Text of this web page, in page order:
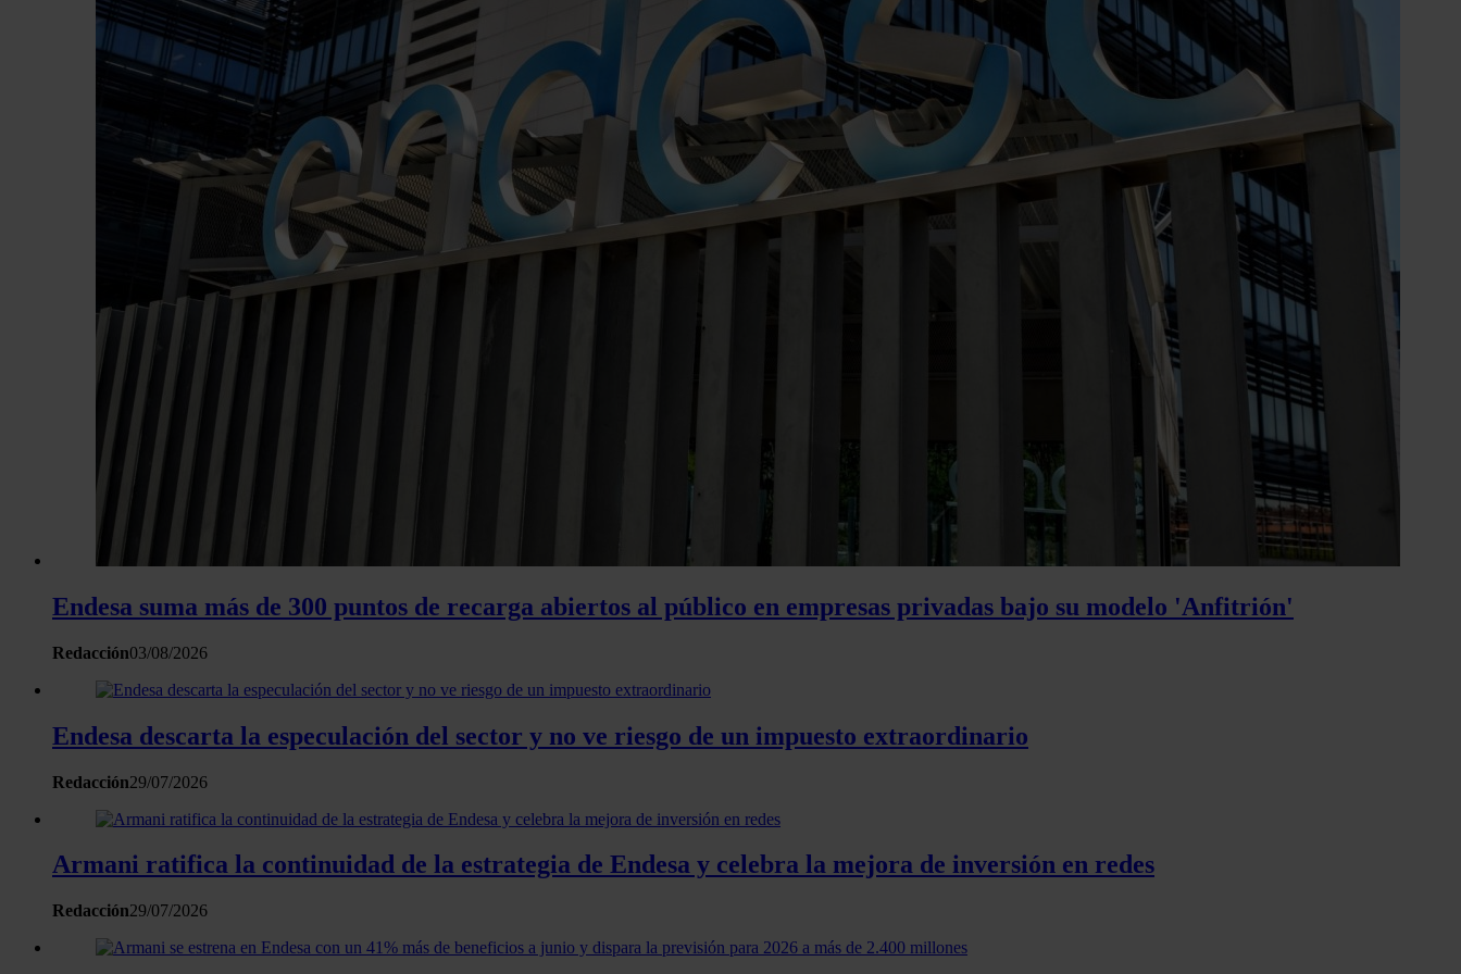
Endesa suma más de 300 puntos de recarga abiertos al público en empresas privadas bajo su modelo 'Anfitrión'
Redacción03/08/2026
Endesa descarta la especulación del sector y no ve riesgo de un impuesto extraordinario
Redacción29/07/2026
Armani ratifica la continuidad de la estrategia de Endesa y celebra la mejora de inversión en redes
Redacción29/07/2026